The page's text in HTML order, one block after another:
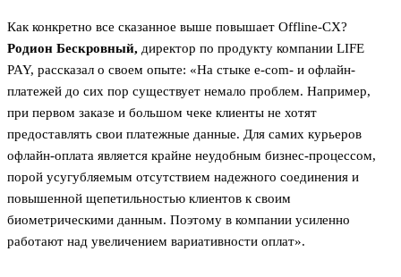
Как конкретно все сказанное выше повышает Offline-CX?
Родион Бескровный, директор по продукту компании LIFE
PAY, рассказал о своем опыте: «На стыке e-com- и офлайн-
платежей до сих пор существует немало проблем. Например,
при первом заказе и большом чеке клиенты не хотят
предоставлять свои платежные данные. Для самих курьеров
офлайн-оплата является крайне неудобным бизнес-процессом,
порой усугубляемым отсутствием надежного соединения и
повышенной щепетильностью клиентов к своим
биометрическими данным. Поэтому в компании усиленно
работают над увеличением вариативности оплат».